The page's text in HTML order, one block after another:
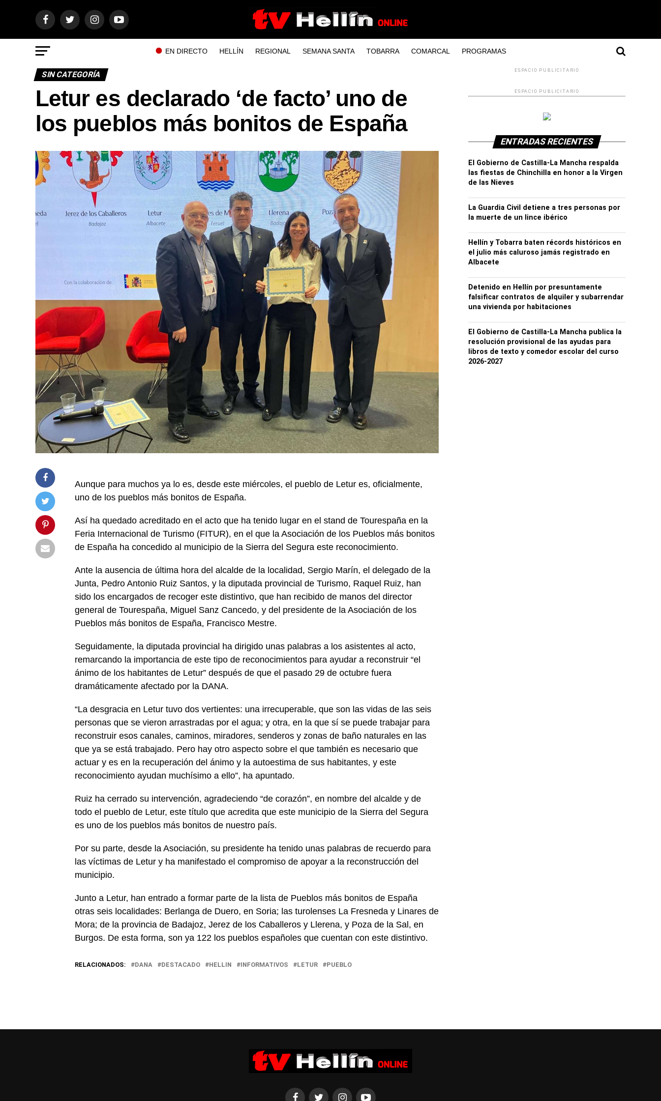
EN DIRECTO HELLÍN REGIONAL SEMANA SANTA TOBARRA COMARCAL PROGRAMAS
SIN CATEGORÍA
Letur es declarado ‘de facto’ uno de
los pueblos más bonitos de España
Aunque para muchos ya lo es, desde este miércoles, el pueblo de Letur es, oficialmente,
uno de los pueblos más bonitos de España.
Así ha quedado acreditado en el acto que ha tenido lugar en el stand de Tourespaña en la
Feria Internacional de Turismo (FITUR), en el que la Asociación de los Pueblos más bonitos
de España ha concedido al municipio de la Sierra del Segura este reconocimiento.
Ante la ausencia de última hora del alcalde de la localidad, Sergio Marín, el delegado de la
Junta, Pedro Antonio Ruiz Santos, y la diputada provincial de Turismo, Raquel Ruiz, han
sido los encargados de recoger este distintivo, que han recibido de manos del director
general de Tourespaña, Miguel Sanz Cancedo, y del presidente de la Asociación de los
Pueblos más bonitos de España, Francisco Mestre.
Seguidamente, la diputada provincial ha dirigido unas palabras a los asistentes al acto,
remarcando la importancia de este tipo de reconocimientos para ayudar a reconstruir “el
ánimo de los habitantes de Letur” después de que el pasado 29 de octubre fuera
dramáticamente afectado por la DANA.
“La desgracia en Letur tuvo dos vertientes: una irrecuperable, que son las vidas de las seis
personas que se vieron arrastradas por el agua; y otra, en la que sí se puede trabajar para
reconstruir esos canales, caminos, miradores, senderos y zonas de baño naturales en las
que ya se está trabajado. Pero hay otro aspecto sobre el que también es necesario que
actuar y es en la recuperación del ánimo y la autoestima de sus habitantes, y este
reconocimiento ayudan muchísimo a ello”, ha apuntado.
Ruiz ha cerrado su intervención, agradeciendo “de corazón”, en nombre del alcalde y de
todo el pueblo de Letur, este título que acredita que este municipio de la Sierra del Segura
es uno de los pueblos más bonitos de nuestro país.
Por su parte, desde la Asociación, su presidente ha tenido unas palabras de recuerdo para
las víctimas de Letur y ha manifestado el compromiso de apoyar a la reconstrucción del
municipio.
Junto a Letur, han entrado a formar parte de la lista de Pueblos más bonitos de España
otras seis localidades: Berlanga de Duero, en Soria; las turolenses La Fresneda y Linares de
Mora; de la provincia de Badajoz, Jerez de los Caballeros y Llerena, y Poza de la Sal, en
Burgos. De esta forma, son ya 122 los pueblos españoles que cuentan con este distintivo.
RELACIONADOS: DANA DESTACADO HELLIN INFORMATIVOS LETUR PUEBLO
ESPACIO PUBLICITARIO
ESPACIO PUBLICITARIO
ENTRADAS RECIENTES
El Gobierno de Castilla-La Mancha respalda
las fiestas de Chinchilla en honor a la Virgen
de las Nieves
La Guardia Civil detiene a tres personas por
la muerte de un lince ibérico
Hellín y Tobarra baten récords históricos en
el julio más caluroso jamás registrado en
Albacete
Detenido en Hellín por presuntamente
falsificar contratos de alquiler y subarrendar
una vivienda por habitaciones
El Gobierno de Castilla-La Mancha publica la
resolución provisional de las ayudas para
libros de texto y comedor escolar del curso
2026-2027